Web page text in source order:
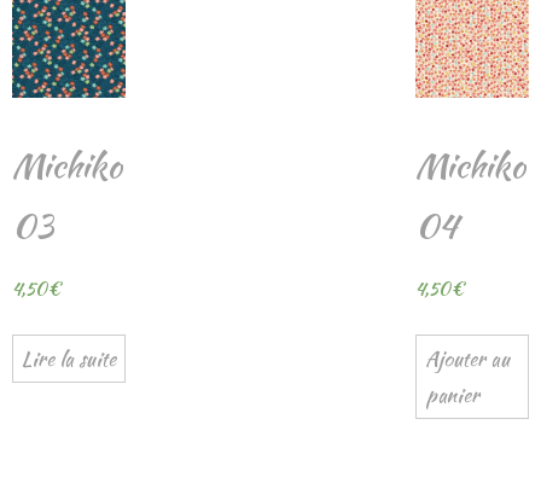
Michiko
03
4,50€
Lire la suite
Michiko
04
4,50€
Ajouter au
panier